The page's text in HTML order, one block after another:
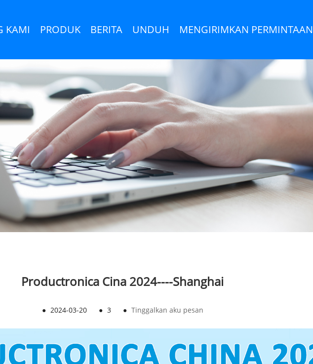
KAMI PRODUK BERITA UNDUH MENGIRIMKAN PERMINTAAN
Productronica Cina 2024----Shanghai
● 2024-03-20 ● 3 ● Tinggalkan aku pesan